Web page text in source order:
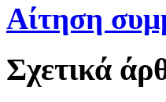
Αίτηση
Σχετικά